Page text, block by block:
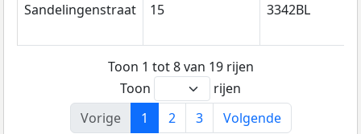
Sandelingenstraat
15 3342BL
Toon 1 tot 8 van 19 rijen
Toon
rijen
Vorige
1 2 3 Volgende